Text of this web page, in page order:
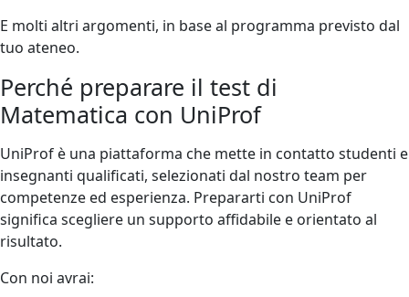
E molti altri argomenti, in base al programma previsto dal
tuo ateneo.
Perché preparare il test di
Matematica con UniProf
UniProf è una piattaforma che mette in contatto studenti e
insegnanti qualificati, selezionati dal nostro team per
competenze ed esperienza. Prepararti con UniProf
significa scegliere un supporto affidabile e orientato al
risultato.
Con noi avrai: